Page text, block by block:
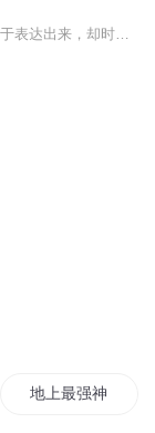
地上最强神父